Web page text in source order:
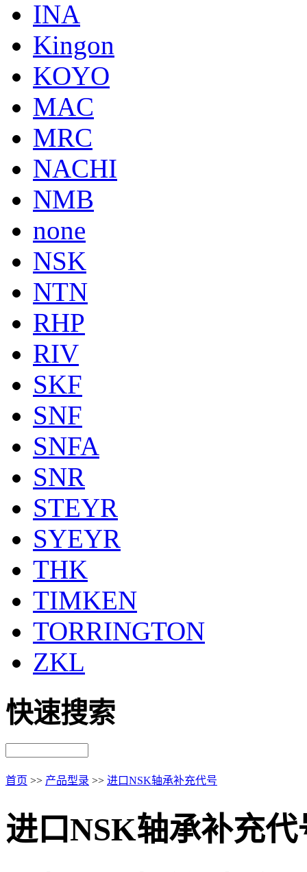
INA
Kingon
KOYO
MAC
MRC
NACHI
NMB
none
NSK
NTN
RHP
RIV
SKF
SNF
SNFA
SNR
STEYR
SYEYR
THK
TIMKEN
TORRINGTON
ZKL
快速搜索
首页 >> 产品型录 >> 进口NSK轴承补充代号
进口NSK轴承补充代